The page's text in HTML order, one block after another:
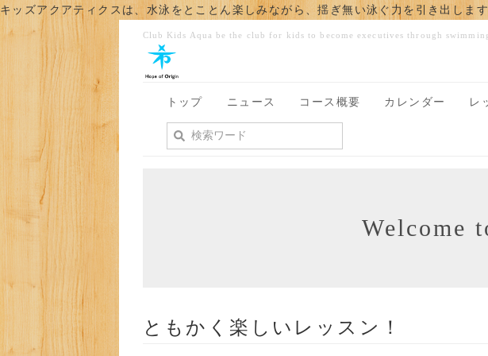
キッズアクアティクスは、水泳をとことん楽しみながら、揺ぎ無い泳ぐ力を引き出します
Club Kids Aqua be the club for kids to become executives through
トップ ニュース コース概要 カレンダー レ
Welcome
ともかく楽しい レッスン ！